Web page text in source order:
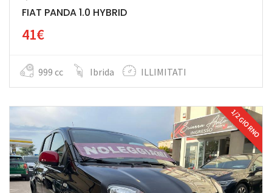
FIAT PANDA 1.0 HYBRID
41€
999 cc Ibrida ILLIMITATI
1/2 GIORNO